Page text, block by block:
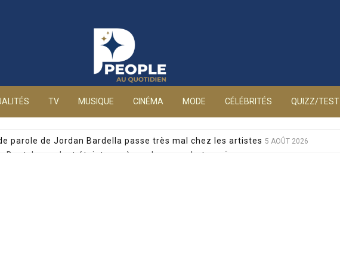
People au quotidien
TV MUSIQUE CINÉMA MODE CÉLÉBRITÉS QUIZZ/TEST
parole de Jordan Bardella passe très mal chez les artistes 5 AOÛT 2026
Dontcheva s’est éteinte après un long combat